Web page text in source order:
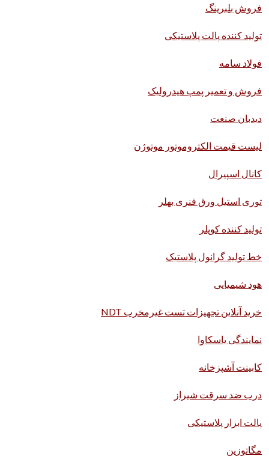
فروش بلبرینگ
تولید کننده پالت پلاستیکی
فولاد سامه
فروش و تعمیر پمپ هیدرولیک
دیدبان صنعت
لیست قیمت الکتروموتور موتوژن
کانال اسپیرال
توری استیل ورق فنری بهلر
تولید کننده کوپلر
خط تولید گرانول پلاستیک
هود شیمیایی
خرید آنلاین تجهیزات تست غیرمخرب NDT
نمایندگی یاسکاوا
کابینت آشپزخانه
درب ضد سرقت شیراز
پالت ابزار پلاستیکی
مگاتوزین